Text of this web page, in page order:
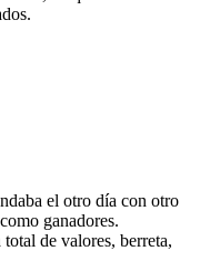
el otro día con otro
ganadores.
de valores, berreta,